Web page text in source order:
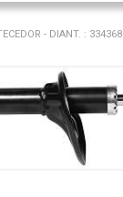
- DIANT. : 334368